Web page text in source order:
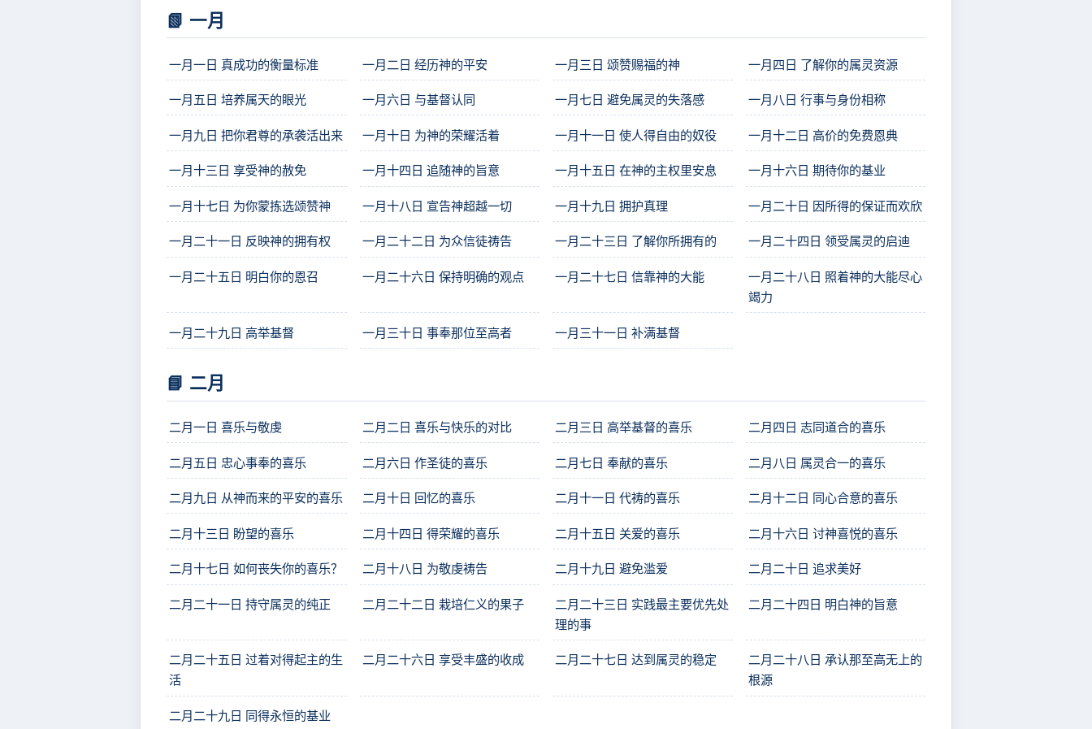
📗 一月
一月一日 真成功的衡量标准 一月二日 经历神的平安 一月三日 颂赞赐福的神 一月四日 了解你的属灵资源
一月五日 培养属天的眼光 一月六日 与基督认同 一月七日 避免属灵的失落感 一月八日 行事与身份相称
一月九日 把你君尊的承袭活出来 一月十日 为神的荣耀活着 一月十一日 使人得自由的奴役 一月十二日 高价的免费恩典
一月十三日 享受神的赦免 一月十四日 追随神的旨意 一月十五日 在神的主权里安息 一月十六日 期待你的基业
一月十七日 为你蒙拣选颂赞神 一月十八日 宣告神超越一切 一月十九日 拥护真理 一月二十日 因所得的保证而欢欣
一月二十一日 反映神的拥有权 一月二十二日 为众信徒祷告 一月二十三日 了解你所拥有的 一月二十四日 领受属灵的启迪
一月二十五日 明白你的恩召 一月二十六日 保持明确的观点 一月二十七日 信靠神的大能
一月二十八日 照着神的大能尽心
竭力
一月二十九日 高举基督 一月三十日 事奉那位至高者 一月三十一日 补满基督
📘 二月
二月一日 喜乐与敬虔 二月二日 喜乐与快乐的对比 二月三日 高举基督的喜乐 二月四日 志同道合的喜乐
二月五日 忠心事奉的喜乐 二月六日 作圣徒的喜乐 二月七日 奉献的喜乐 二月八日 属灵合一的喜乐
二月九日 从神而来的平安的喜乐 二月十日 回忆的喜乐 二月十一日 代祷的喜乐 二月十二日 同心合意的喜乐
二月十三日 盼望的喜乐 二月十四日 得荣耀的喜乐 二月十五日 关爱的喜乐 二月十六日 讨神喜悦的喜乐
二月十七日 如何丧失你的喜乐？ 二月十八日 为敬虔祷告 二月十九日 避免滥爱 二月二十日 追求美好
二月二十一日 持守属灵的纯正 二月二十二日 栽培仁义的果子
二月二十三日 实践最主要优先处
理的事
二月二十四日 明白神的旨意
二月二十五日 过着对得起主的生
活
二月二十六日 享受丰盛的收成 二月二十七日 达到属灵的稳定
二月二十八日 承认那至高无上的
根源
二月二十九日 同得永恒的基业